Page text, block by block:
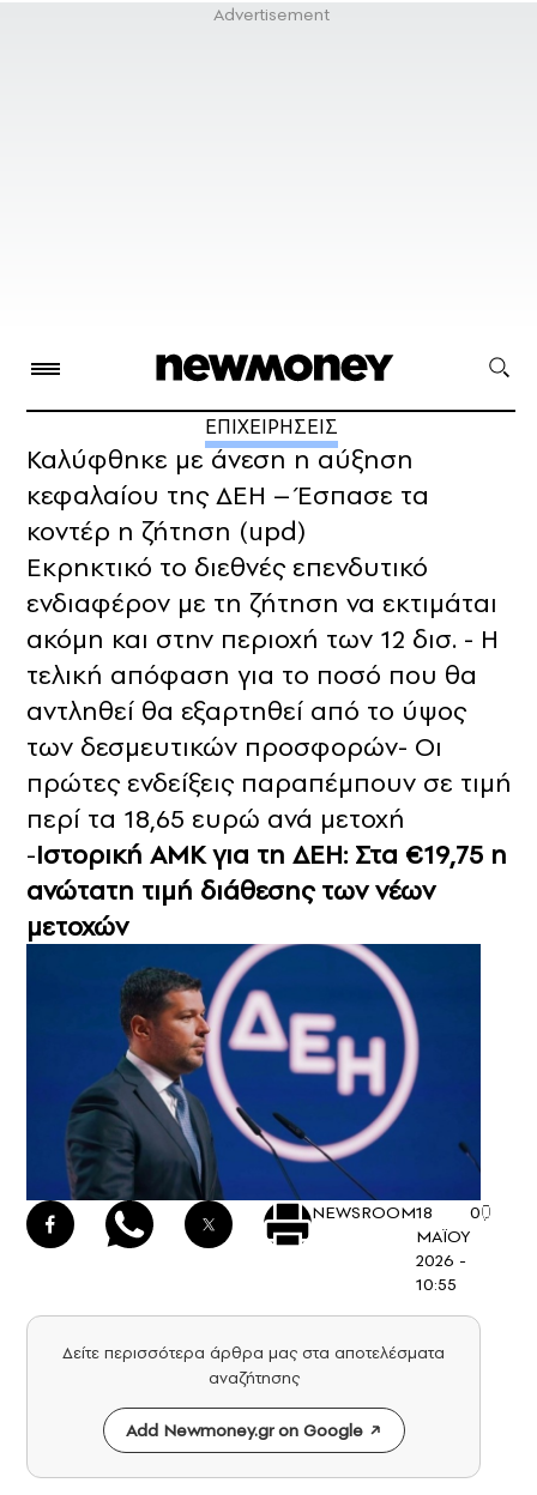
ΕΠΙΧΕΙΡΗΣΕΙΣ
Καλύφθηκε με άνεση η αύξηση
κεφαλαίου της ΔΕΗ – Έσπασε τα
κοντέρ η ζήτηση (upd)
Εκρηκτικό το διεθνές επενδυτικό
ενδιαφέρον με τη ζήτηση να εκτιμάται
ακόμη και στην περιοχή των 12 δισ. - Η
τελική απόφαση για το ποσό που θα
αντληθεί θα εξαρτηθεί από το ύψος
των δεσμευτικών προσφορών- Οι
πρώτες ενδείξεις παραπέμπουν σε τιμή
περί τα 18,65 ευρώ ανά μετοχή
-Ιστορική ΑΜΚ για τη ΔΕΗ: Στα €19,75 η
ανώτατη τιμή διάθεσης των νέων
μετοχών
NEWSROOM18
ΜΑΪΟΥ
2026 -
10:55
0
Δείτε περισσότερα άρθρα μας στα αποτελέσματα
αναζήτησης
Add Newmoney.gr on Google